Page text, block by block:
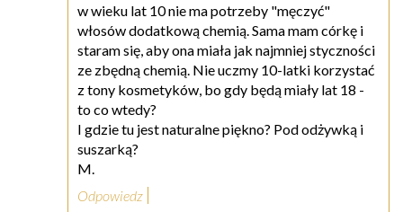
w wieku lat 10 nie ma potrzeby "męczyć"
włosów dodatkową chemią. Sama mam córkę i
staram się, aby ona miała jak najmniej styczności
ze zbędną chemią. Nie uczmy 10-latki korzystać
z tony kosmetyków, bo gdy będą miały lat 18 -
to co wtedy?
I gdzie tu jest naturalne piękno? Pod odżywką i
suszarką?
M.
Odpowiedz